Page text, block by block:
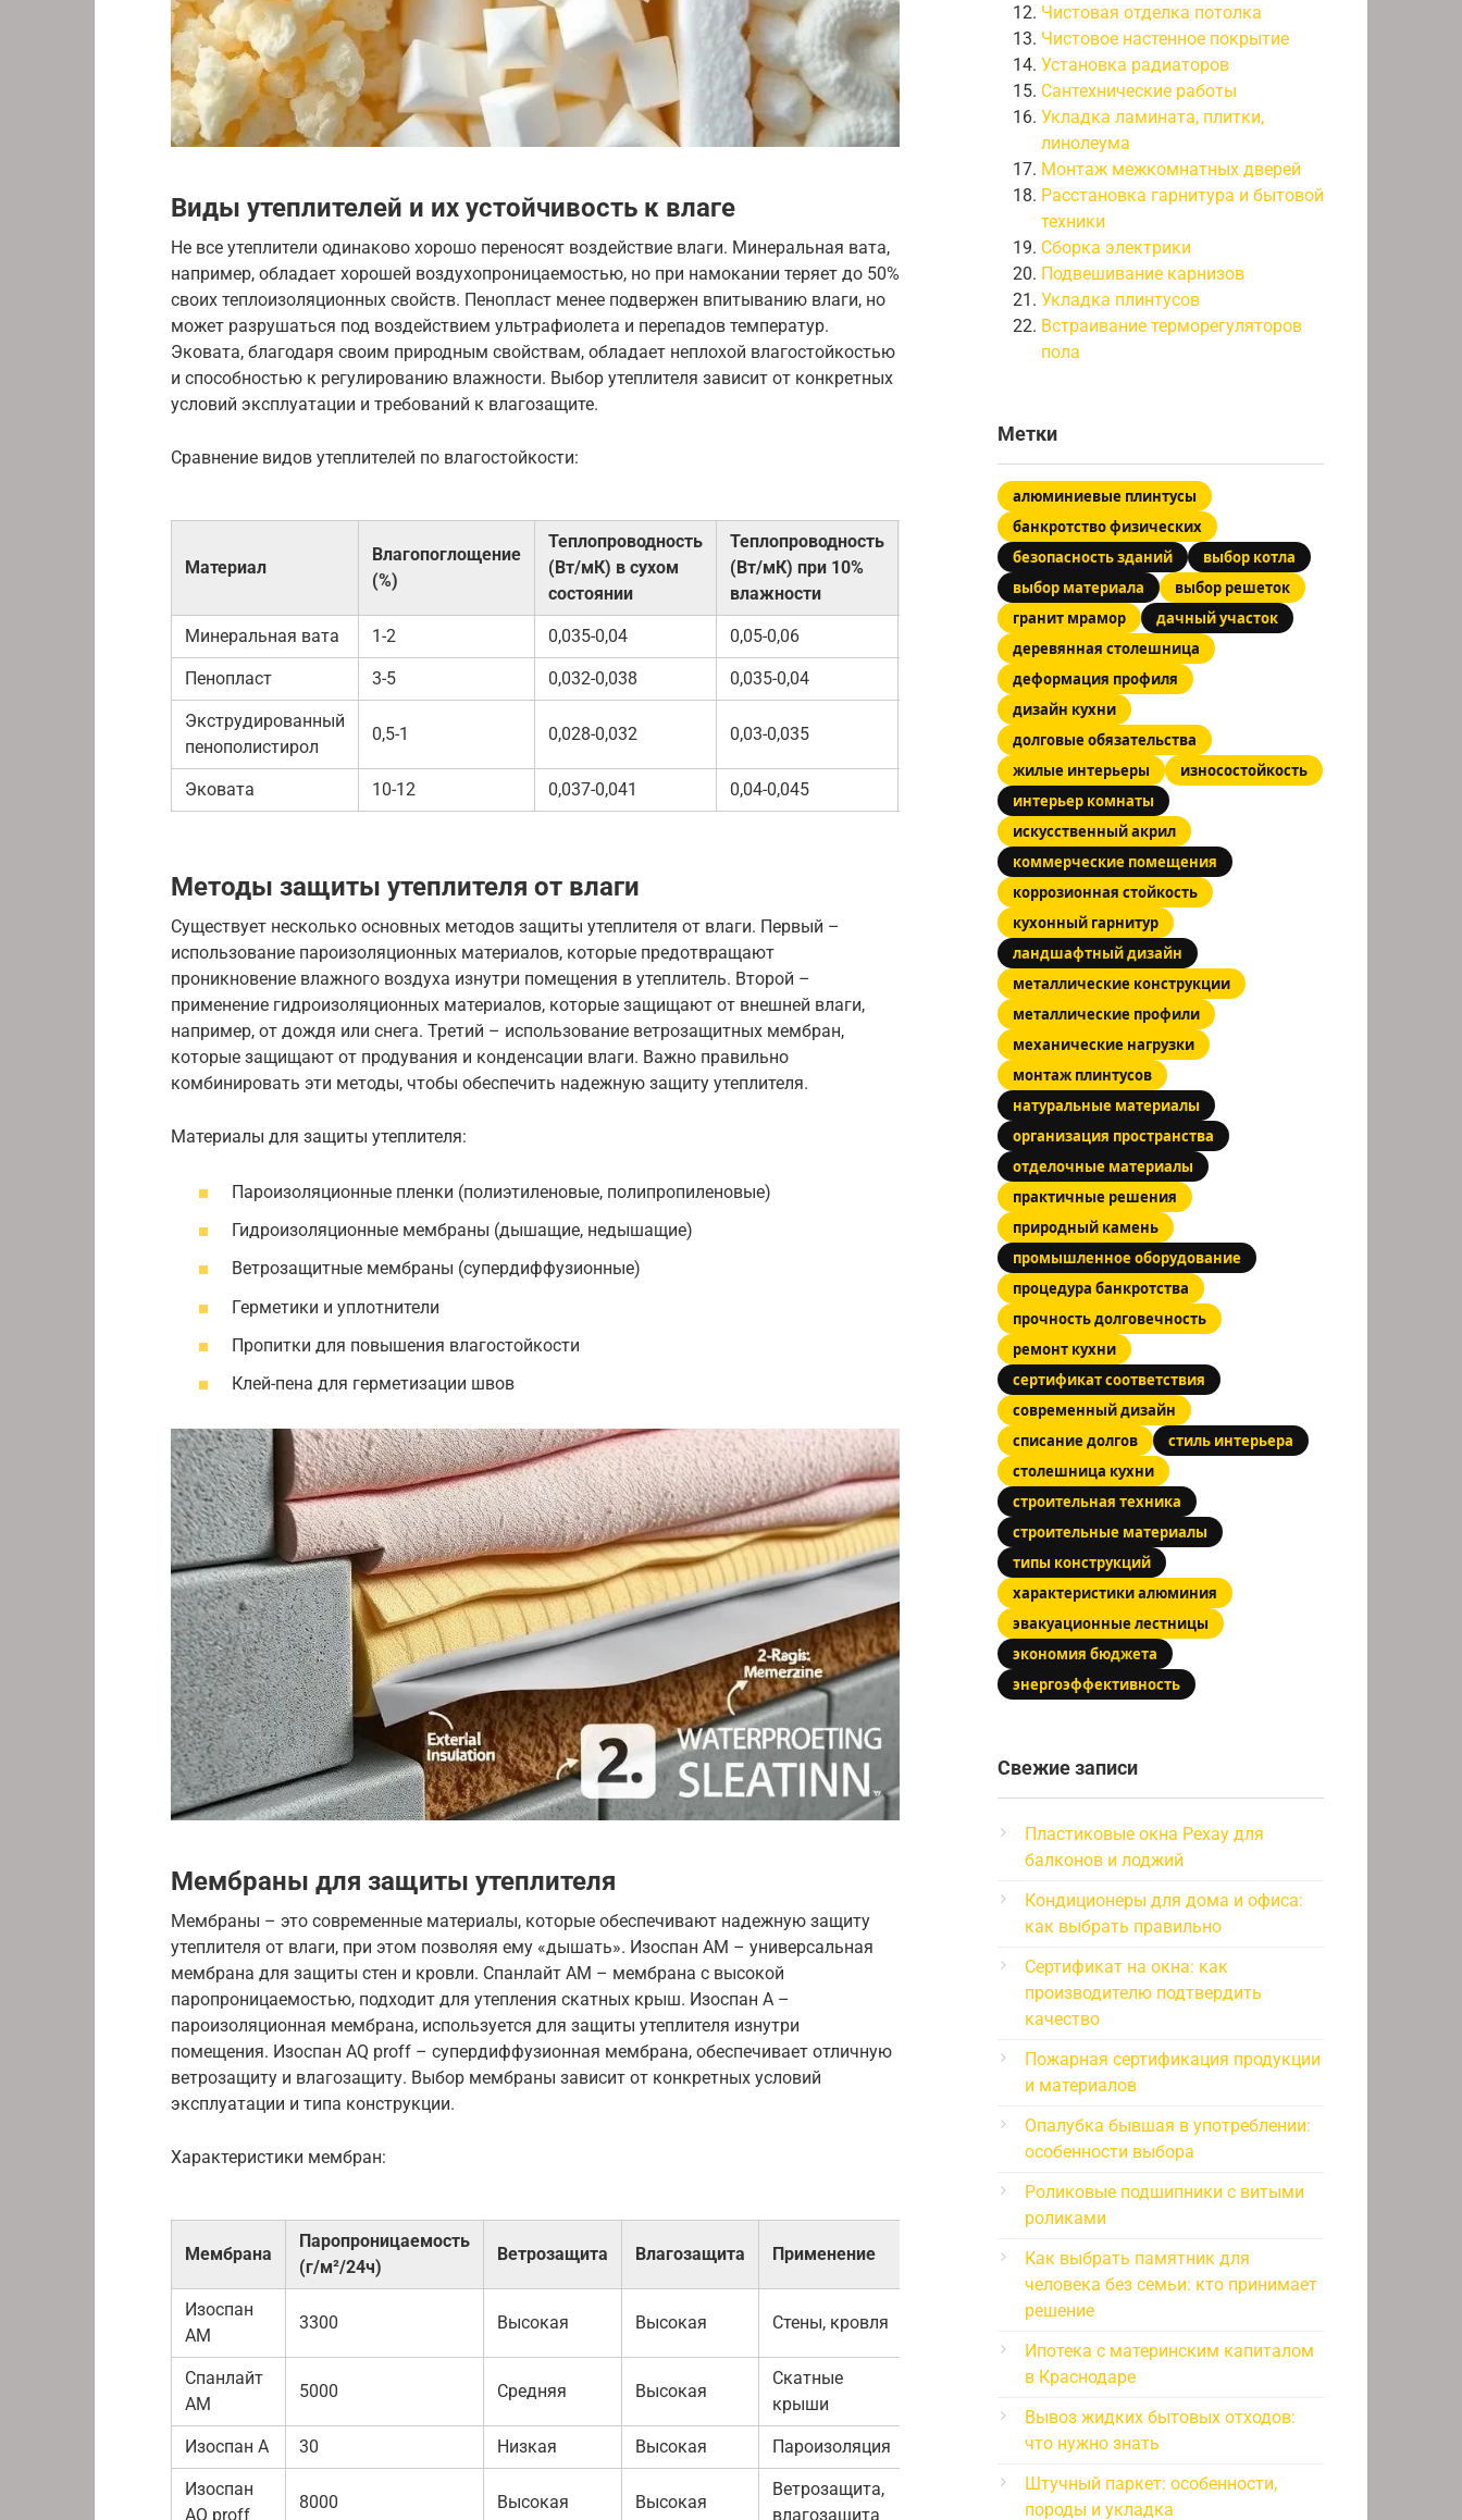
Виды утеплителей и их устойчивость к влаге
Не все утеплители одинаково хорошо переносят воздействие влаги. Минеральная вата,
например, обладает хорошей воздухопроницаемостью, но при намокании теряет до 50%
своих теплоизоляционных свойств. Пенопласт менее подвержен впитыванию влаги, но
может разрушаться под воздействием ультрафиолета и перепадов температур.
Эковата, благодаря своим природным свойствам, обладает неплохой влагостойкостью
и способностью к регулированию влажности. Выбор утеплителя зависит от конкретных
условий эксплуатации и требований к влагозащите.
Сравнение видов утеплителей по влагостойкости:
Материал
Влагопоглощение
(%)
Теплопроводность
(Вт/мК) в сухом
состоянии
Теплопроводность
(Вт/мК) при 10%
влажности
Срок службы
(ориентировочно)
Минеральная вата 1-2 0,035-0,04 0,05-0,06
Пенопласт 3-5 0,032-0,038 0,035-0,04
Экструдированный
пенополистирол
0,5-1 0,028-0,032 0,03-0,035
Эковата 10-12 0,037-0,041 0,04-0,045
Методы защиты утеплителя от влаги
Существует несколько основных методов защиты утеплителя от влаги. Первый –
использование пароизоляционных материалов, которые предотвращают
проникновение влажного воздуха изнутри помещения в утеплитель. Второй –
применение гидроизоляционных материалов, которые защищают от внешней влаги,
например, от дождя или снега. Третий – использование ветрозащитных мембран,
которые защищают от продувания и конденсации влаги. Важно правильно
комбинировать эти методы, чтобы обеспечить надежную защиту утеплителя.
Материалы для защиты утеплителя:
Пароизоляционные пленки (полиэтиленовые, полипропиленовые)
Гидроизоляционные мембраны (дышащие, недышащие)
Ветрозащитные мембраны (супердиффузионные)
Герметики и уплотнители
Пропитки для повышения влагостойкости
Клей-пена для герметизации швов
Мембраны для защиты утеплителя
Мембраны – это современные материалы, которые обеспечивают надежную защиту
утеплителя от влаги, при этом позволяя ему «дышать». Изоспан АМ – универсальная
мембрана для защиты стен и кровли. Спанлайт AM – мембрана с высокой
паропроницаемостью, подходит для утепления скатных крыш. Изоспан А –
пароизоляционная мембрана, используется для защиты утеплителя изнутри
помещения. Изоспан AQ proff – супердиффузионная мембрана, обеспечивает отличную
ветрозащиту и влагозащиту. Выбор мембраны зависит от конкретных условий
эксплуатации и типа конструкции.
Характеристики мембран:
Мембрана
Паропроницаемость
(г/м²/24ч)
Ветрозащита Влагозащита Применение
Изоспан
АМ
3300 Высокая Высокая Стены, кровля
Спанлайт
AM
5000 Средняя Высокая
Скатныe
крыши
Изоспан А 30 Низкая Высокая Пароизоляция
Изоспан
AQ proff
8000 Высокая Высокая
Ветрозащита,
влагозащита
Чистовая отделка потолка
Чистовое настенное покрытие
Установка радиаторов
Сантехнические работы
Укладка ламината, плитки,
линолеума
Монтаж межкомнатных дверей
Расстановка гарнитура и бытовой
техники
Сборка электрики
Подвешивание карнизов
Укладка плинтусов
Встраивание терморегуляторов
пола
Метки
алюминиевые плинтусы
банкротство физических
безопасность зданий
выбор котла
выбор материала
выбор решеток
гранит мрамор
дачный участок
деревянная столешница
деформация профиля
дизайн кухни
долговые обязательства
жилые интерьеры
износостойкость
интерьер комнаты
искусственный акрил
коммерческие помещения
коррозионная стойкость
кухонный гарнитур
ландшафтный дизайн
металлические конструкции
металлические профили
механические нагрузки
монтаж плинтусов
натуральные материалы
организация пространства
отделочные материалы
практичные решения
природный камень
промышленное оборудование
процедура банкротства
прочность долговечность
ремонт кухни
сертификат соответствия
современный дизайн
списание долгов
стиль интерьера
столешница кухни
строительная техника
строительные материалы
типы конструкций
характеристики алюминия
эвакуационные лестницы
экономия бюджета
энергоэффективность
Свежие записи
Пластиковые окна Рехау для
балконов и лоджий
Кондиционеры для дома и офиса:
как выбрать правильно
Сертификат на окна: как
производителю подтвердить
качество
Пожарная сертификация продукции
и материалов
Опалубка бывшая в употреблении:
особенности выбора
Роликовые подшипники с витыми
роликами
Как выбрать памятник для
человека без семьи: кто принимает
решение
Ипотека с материнским капиталом
в Краснодаре
Вывоз жидких бытовых отходов:
что нужно знать
Штучный паркет: особенности,
породы и укладка